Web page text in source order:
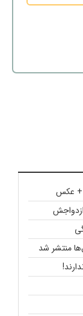
+ عکس
منتشر شد